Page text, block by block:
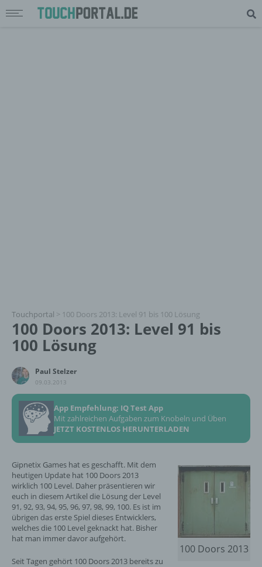
Touchportal > 100 Doors 2013: Level 91 bis 100 Lösung
100 Doors 2013: Level 91 bis
100 Lösung
Paul Stelzer
09.03.2013
App Empfehlung: IQ Test App
Mit zahlreichen Aufgaben zum Knobeln und Üben
JETZT KOSTENLOS HERUNTERLADEN
100 Doors 2013
Gipnetix Games hat es geschafft. Mit dem
heutigen Update hat 100 Doors 2013
wirklich 100 Level. Daher präsentieren wir
euch in diesem Artikel die Lösung der Level
91, 92, 93, 94, 95, 96, 97, 98, 99, 100. Es ist im
übrigen das erste Spiel dieses Entwicklers,
welches die 100 Level geknackt hat. Bisher
hat man immer davor aufgehört.
Seit Tagen gehört 100 Doors 2013 bereits zu